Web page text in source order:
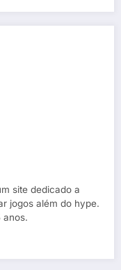
site dedicado a
jogos além do hype.
anos.